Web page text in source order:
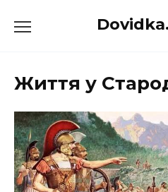
до
Життя у